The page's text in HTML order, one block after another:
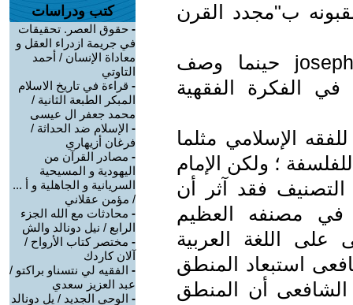
ب"مجدد القرن
وصدق جوزيف شاخت joseph Schacht حينما وصف
الفكرة الفقهية
الإسلامي مثلما
؛ ولكن الإمام
فقد آثر أن
في مصنفه العظيم
على اللغة العربية
استبعاد المنطق
أن المنطق
كتب ودراسات
- حقوق العصر. تحقيقات
في جريمة ازدراء العقل و
معاداة الإنسان / أحمد
التاوتي
- قراءة في تاريخ الاسلام
المبكر الطبعة الثانية /
محمد جعفر ال عيسى
- الإسلام ضد الحداثة /
فرغان أزيهاري
- مصادر القرآن من
اليهودية و المسيحية
السريانية و الجاهلية و أ ...
/ مؤمن عقلاني
- محادثات مع الله الجزء
الرابع / نيل دونالد والش
- مختصر كتاب الأرواح /
آلان كاردك
- الفقيه لي نتسناو براكتو /
عبد العزيز سعدي
- الوحي الجديد / يل دونالد